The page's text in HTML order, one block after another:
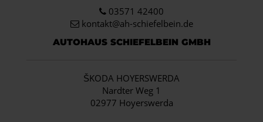
03571 42400
kontakt@ah-schiefelbein.de
AUTOHAUS SCHIEFELBEIN GMBH
ŠKODA HOYERSWERDA
Nardter Weg 1
02977 Hoyerswerda